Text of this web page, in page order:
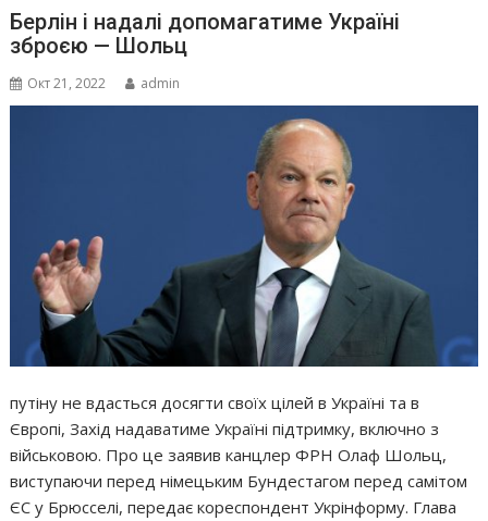
Берлін і надалі допомагатиме Україні
зброєю — Шольц
Окт 21, 2022 admin
путіну не вдасться досягти своїх цілей в Україні та в
Європі, Захід надаватиме Україні підтримку, включно з
військовою. Про це заявив канцлер ФРН Олаф Шольц,
виступаючи перед німецьким Бундестагом перед самітом
ЄС у Брюсселі, передає кореспондент Укрінформу. Глава